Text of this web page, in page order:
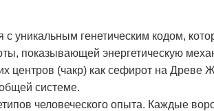
уникальным генетическим кодом,
показывающей энергетическую
центров (чакр) как сефирот на
системе.
человеческого опыта. Каждые